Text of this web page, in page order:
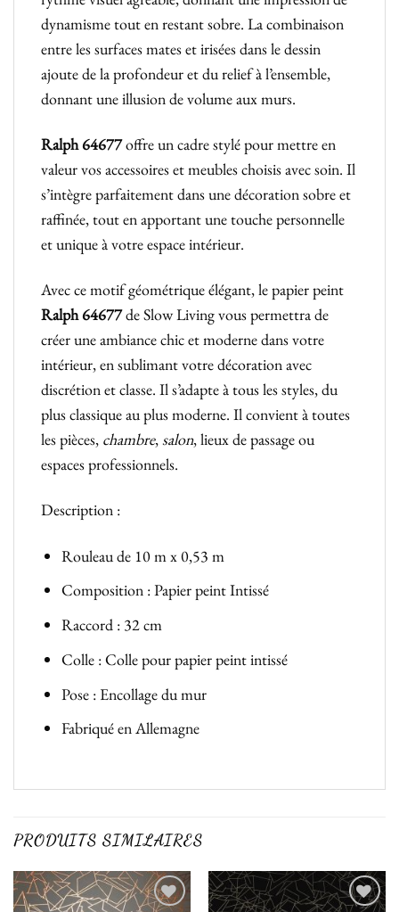
dynamisme tout en restant sobre. La combinaison
entre les surfaces mates et irisées dans le dessin
ajoute de la profondeur et du relief à l’ensemble,
donnant une illusion de volume aux murs.
Ralph 64677offre un cadre stylé pour mettre en
valeur vos accessoires et meubles choisis avec soin. Il
s’intègre parfaitement dans une décoration sobre et
raffinée, tout en apportant une touche personnelle
et unique à votre espace intérieur.
Avec ce motif géométrique élégant, le papier peint
Ralph 64677de Slow Living vous permettra de
créer une ambiance chic et moderne dans votre
intérieur, en sublimant votre décoration avec
discrétion et classe. Il s’adapte à tous les styles, du
plus classique au plus moderne. Il convient à toutes
les pièces, chambre,salon, lieux de passage ou
espaces professionnels.
Description :
Rouleau de 10 m x 0,53 m
Composition : Papier peint Intissé
Raccord : 32 cm
Colle : Colle pour papier peint intissé
Pose : Encollage du mur
Fabriqué en Allemagne
PRODUITS SIMILAIRES